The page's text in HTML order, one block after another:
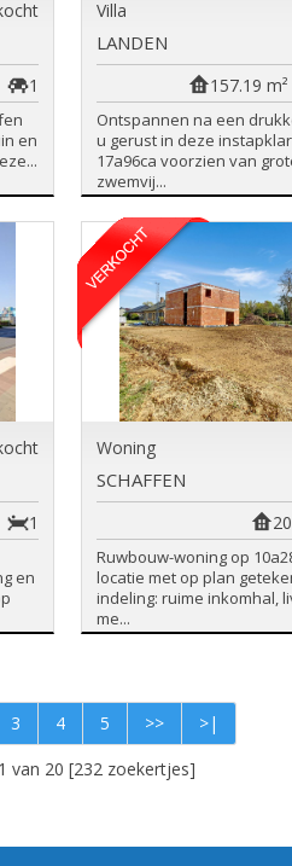
1
en
Villa
LANDEN
157.19 m²
Ontspannen na een
u gerust in deze
17a96ca voorzien van
zwemvij...
1
en
Woning
SCHAFFEN
Ruwbouw-woning op
locatie met op plan
indeling: ruime inkomhal,
me...
3 4 5 >>
>|
van 20 [232 zoekertjes]